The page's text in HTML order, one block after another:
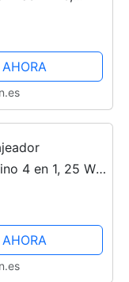
de masaje,
4 en 1, 25 W,
Reafirmante,